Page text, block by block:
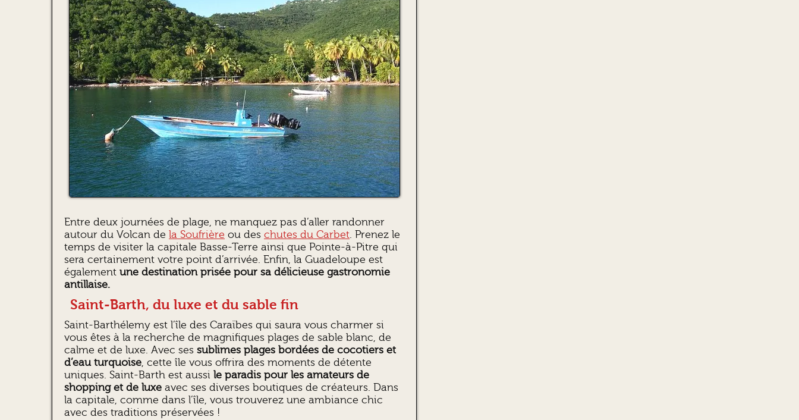
Entre deux journées de plage, ne manquez pas d’aller randonner
autour du Volcan de la Soufrière ou des chutes du Carbet. Prenez le
temps de visiter la capitale Basse-Terre ainsi que Pointe-à-Pitre qui
sera certainement votre point d’arrivée. Enfin, la Guadeloupe est
également une destination prisée pour sa délicieuse gastronomie
antillaise.
Saint-Barth, du luxe et du sable fin
Saint-Barthélemy est l’île des Caraïbes qui saura vous charmer si
vous êtes à la recherche de magnifiques plages de sable blanc, de
calme et de luxe. Avec ses sublimes plages bordées de cocotiers et
d’eau turquoise, cette île vous offrira des moments de détente
uniques. Saint-Barth est aussi le paradis pour les amateurs de
shopping et de luxe avec ses diverses boutiques de créateurs. Dans
la capitale, comme dans l’île, vous trouverez une ambiance chic
avec des traditions préservées !